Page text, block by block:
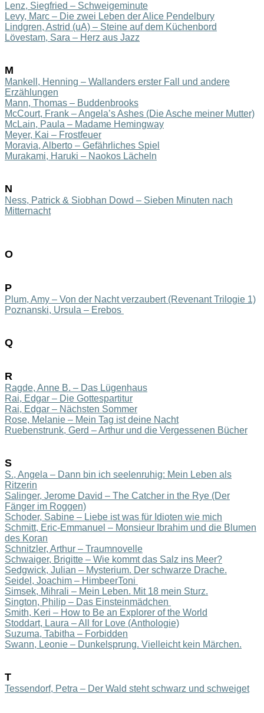
Lenz, Siegfried – Schweigeminute
Levy, Marc – Die zwei Leben der Alice Pendelbury
Lindgren, Astrid (uA) – Steine auf dem Küchenbord
Lövestam, Sara – Herz aus Jazz
M
Mankell, Henning – Wallanders erster Fall und andere
Erzählungen
Mann, Thomas – Buddenbrooks
McCourt, Frank – Angela’s Ashes (Die Asche meiner Mutter)
McLain, Paula – Madame Hemingway
Meyer, Kai – Frostfeuer
Moravia, Alberto – Gefährliches Spiel
Murakami, Haruki – Naokos Lächeln
N
Ness, Patrick & Siobhan Dowd – Sieben Minuten nach
Mitternacht
O
P
Plum, Amy – Von der Nacht verzaubert (Revenant Trilogie 1)
Poznanski, Ursula – Erebos
Q
R
Ragde, Anne B. – Das Lügenhaus
Rai, Edgar – Die Gottespartitur
Rai, Edgar – Nächsten Sommer
Rose, Melanie – Mein Tag ist deine Nacht
Ruebenstrunk, Gerd – Arthur und die Vergessenen Bücher
S
S., Angela – Dann bin ich seelenruhig: Mein Leben als
Ritzerin
Salinger, Jerome David – The Catcher in the Rye (Der
Fänger im Roggen)
Schoder, Sabine – Liebe ist was für Idioten wie mich
Schmitt, Eric-Emmanuel – Monsieur Ibrahim und die Blumen
des Koran
Schnitzler, Arthur – Traumnovelle
Schwaiger, Brigitte – Wie kommt das Salz ins Meer?
Sedgwick, Julian – Mysterium. Der schwarze Drache.
Seidel, Joachim – HimbeerToni
Simsek, Mihrali – Mein Leben. Mit 18 mein Sturz.
Sington, Philip – Das Einsteinmädchen
Smith, Keri – How to Be an Explorer of the World
Stoddart, Laura – All for Love (Anthologie)
Suzuma, Tabitha – Forbidden
Swann, Leonie – Dunkelsprung. Vielleicht kein Märchen.
T
Tessendorf, Petra – Der Wald steht schwarz und schweiget